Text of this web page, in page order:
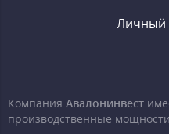
Личный
Компания Авалонинвест
производственные